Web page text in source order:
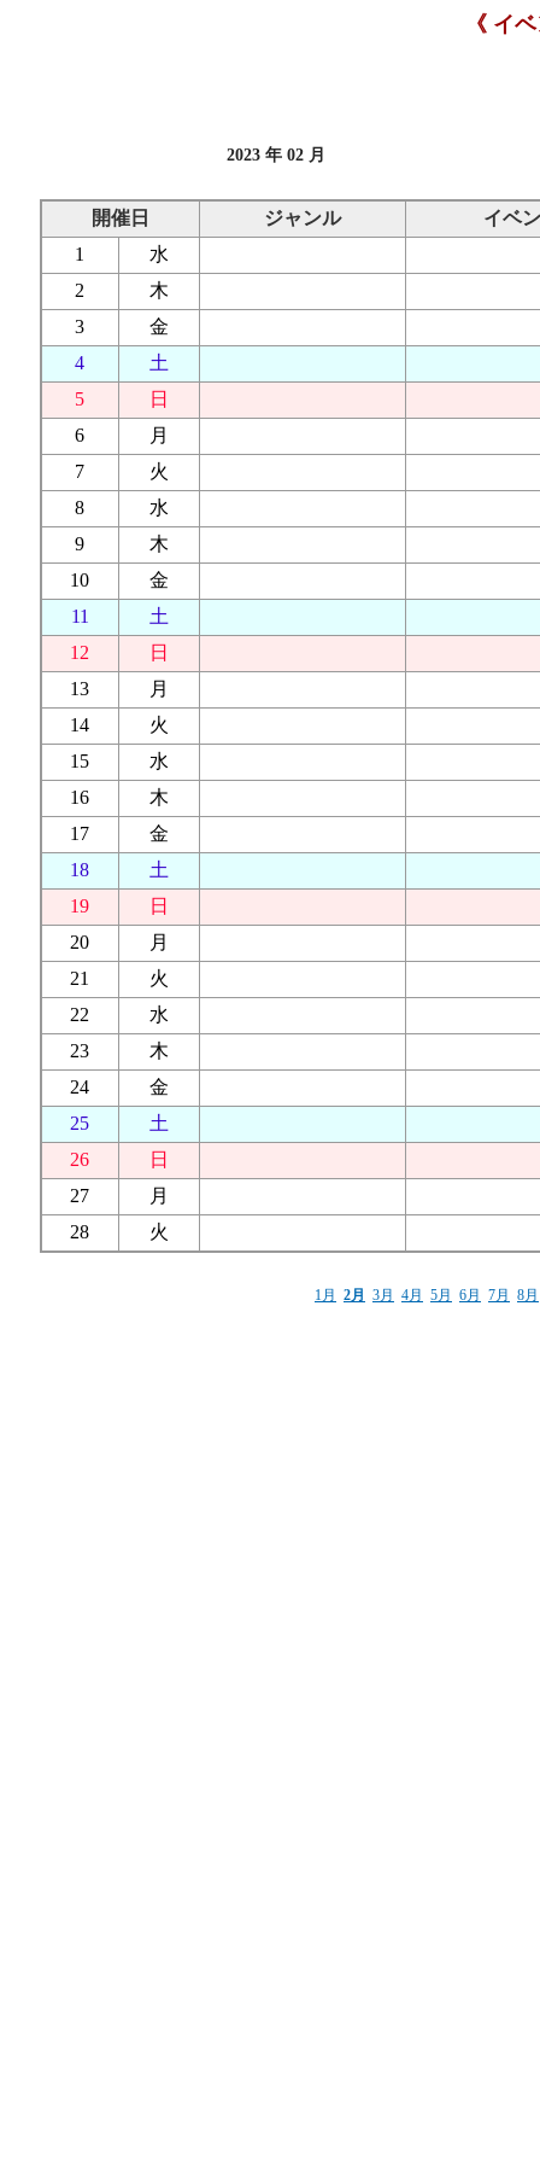
《 イ
2023 年 02 月
開催日 ジャンル
イベ
1
水
2
木
3
金
4
土
5
日
6
月
7
火
8
水
9
木
10
金
11
土
12
日
13
月
14
火
15
水
16
木
17
金
18
土
19
日
20
月
21
火
22
水
23
木
24
金
25
土
26
日
27
月
28
火
1月 2月 3月 4月 5月 6月 7月 8月